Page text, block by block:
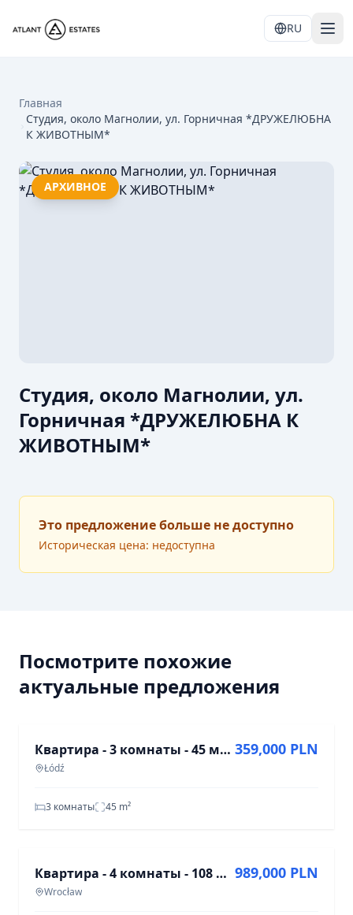
RU
Главная
Студия, около Магнолии, ул. Горничная *ДРУЖЕЛЮБНА
К ЖИВОТНЫМ*
АРХИВНОЕ
Студия, около Магнолии, ул.
Горничная *ДРУЖЕЛЮБНА К
ЖИВОТНЫМ*
Это предложение больше не доступно
Историческая цена: недоступна
Посмотрите похожие
актуальные предложения
ПРОДАЖА
Квартира - 3 комнаты - 45 м² - лифт - ул. Газовая, Łódź
Łódź
359,000 PLN
3 комнаты 45 m²
Квартира - 4 комнаты - 108 м² - ул. кардинала Стефана Вышиньского Вроцлав
Wrocław
989,000 PLN